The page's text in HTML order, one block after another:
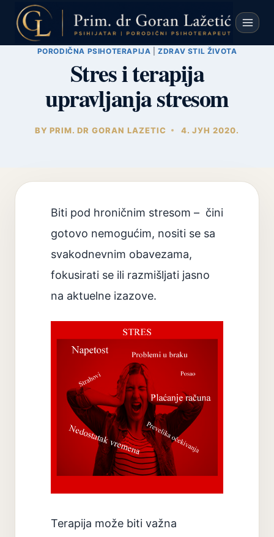
content
PORODIČNA PSIHOTERAPIJA |ZDRAV STIL ŽIVOTA
Stres i terapija
upravljanja stresom
BY PRIM. DR GORAN LAZETIC 4. ЈУН 2020.
Biti pod hroničnim stresom – čini
gotovo nemogućim, nositi se sa
svakodnevnim obavezama,
fokusirati se ili razmišljati jasno
na aktuelne izazove.
Terapija može biti važna